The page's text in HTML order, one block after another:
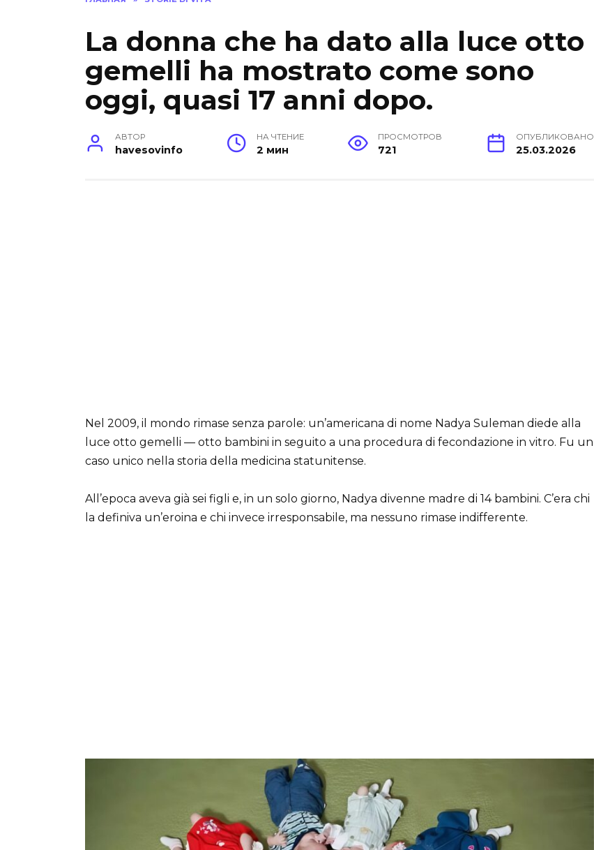
La donna che ha dato alla luce otto
gemelli ha mostrato come sono
oggi, quasi 17 anni dopo.
АВТОР
havesovinfo
НА ЧТЕНИЕ
2 мин
ПРОСМОТРОВ
721
ОПУБЛИКОВАНО
25.03.2026
Nel 2009, il mondo rimase senza parole: un’americana di nome Nadya Suleman diede alla
luce otto gemelli — otto bambini in seguito a una procedura di fecondazione in vitro. Fu un
caso unico nella storia della medicina statunitense.
All’epoca aveva già sei figli e, in un solo giorno, Nadya divenne madre di 14 bambini. C’era chi
la definiva un’eroina e chi invece irresponsabile, ma nessuno rimase indifferente.